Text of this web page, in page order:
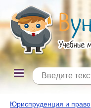
Юриспруденция и право